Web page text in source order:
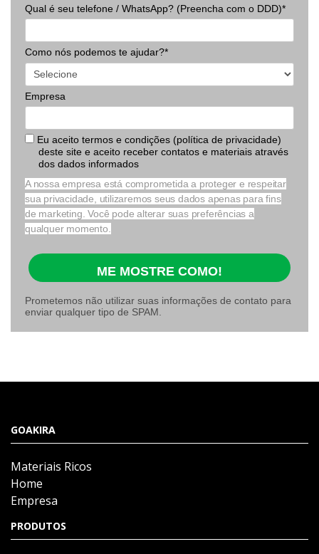
Qual é seu telefone / WhatsApp? (Preencha com o DDD)*
Como nós podemos te ajudar?*
Empresa
Eu aceito termos e condições (política de privacidade)
deste site e aceito receber contatos e materiais através
dos dados informados
A nossa empresa está comprometida a proteger e respeitar
sua privacidade, utilizaremos seus dados apenas para fins
de marketing. Você pode alterar suas preferências a
qualquer momento.
ME MOSTRE COMO!
Prometemos não utilizar suas informações de contato para
enviar qualquer tipo de SPAM.
GOAKIRA
Materiais Ricos
Home
Empresa
PRODUTOS